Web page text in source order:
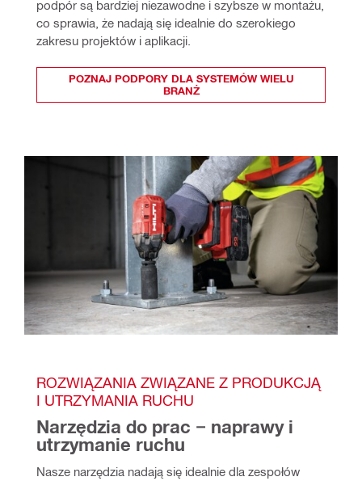
podpór są bardziej niezawodne i szybsze w montażu,
co sprawia, że nadają się idealnie do szerokiego
zakresu projektów i aplikacji.
POZNAJ PODPORY DLA SYSTEMÓW WIELU
BRANŻ
ROZWIĄZANIA ZWIĄZANE Z PRODUKCJĄ
I UTRZYMANIA RUCHU
Narzędzia do prac − naprawy i
utrzymanie ruchu
Nasze narzędzia nadają się idealnie dla zespołów